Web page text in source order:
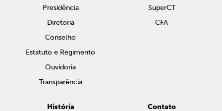
Presidência
Diretoria
Conselho
Estatuto e Regimento
Ouvidoria
Transparência
SuperCT
CFA
História Contato